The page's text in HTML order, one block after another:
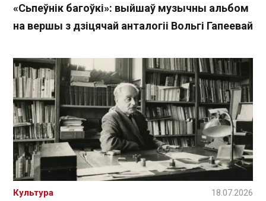
«Сьпеўнік багоўкі»: выйшаў музычны альбом
на вершы з дзіцячай анталогіі Вольгі Гапеевай
Культура 18.07.2026